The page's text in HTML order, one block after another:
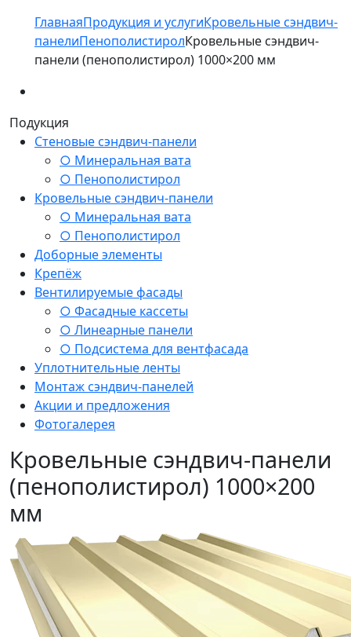
ГлавнаяПродукция и услугиКровельные сэндвич-
панелиПенополистиролКровельные сэндвич-
панели (пенополистирол) 1000×200 мм
Подукция
Стеновые сэндвич-панели
○ Минеральная вата
○ Пенополистирол
Кровельные сэндвич-панели
○ Минеральная вата
○ Пенополистирол
Доборные элементы
Крепёж
Вентилируемые фасады
○ Фасадные кассеты
○ Линеарные панели
○ Подсистема для вентфасада
Уплотнительные ленты
Монтаж сэндвич-панелей
Акции и предложения
Фотогалерея
Кровельные сэндвич-панели
(пенополистирол) 1000×200
мм